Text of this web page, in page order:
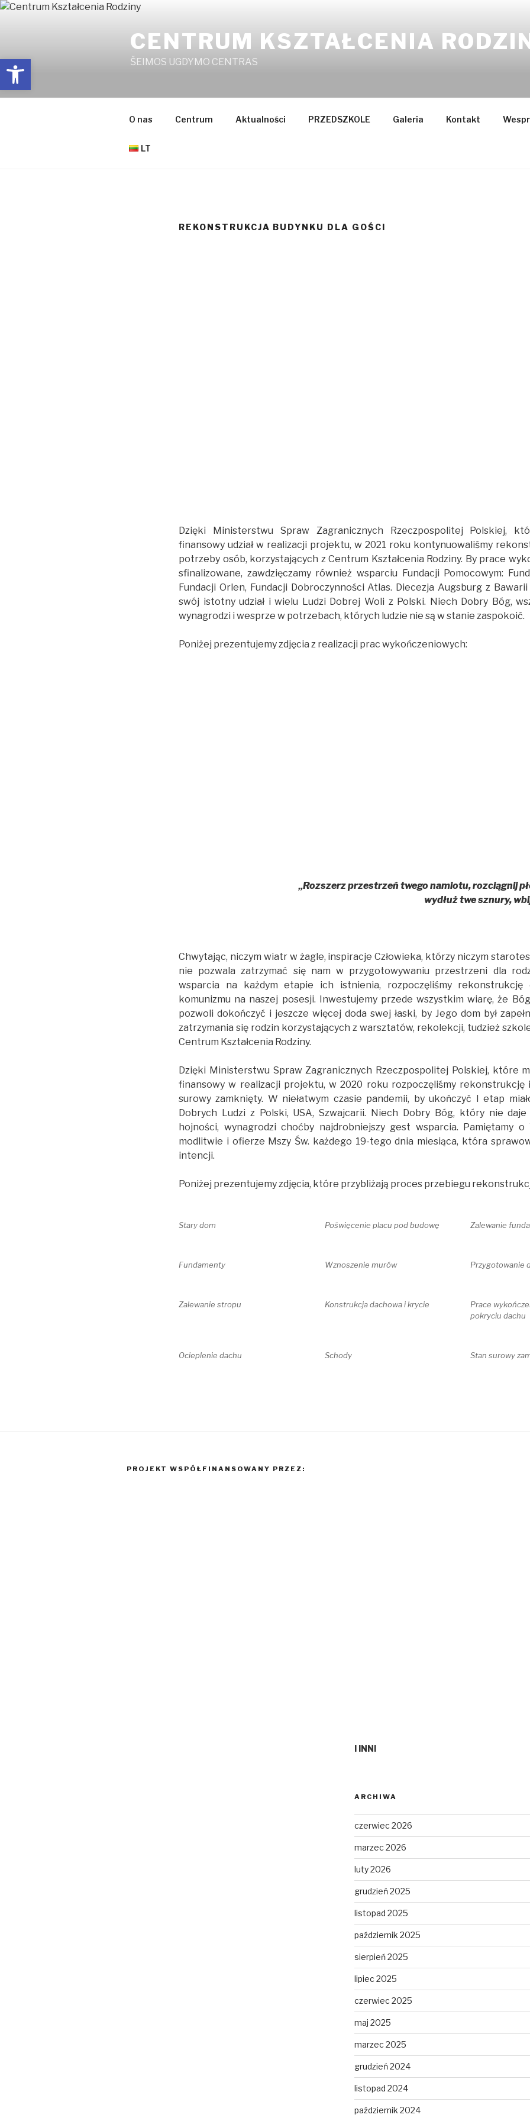
Open toolbar
Przejdź
CENTRUM KSZTAŁCENIA
ŠEIMOS UGDYMO CENTRAS
O nas Centrum Aktualności PRZEDSZKOLE Galeria Kontakt
LT
REKONSTRUKCJA BUDYNKU DLA GOŚCI
Dzięki Ministerstwu Spraw Zagranicznych Rzeczpospolitej Polskiej,
finansowy udział w realizacji projektu, w 2021 roku kontynuowaliśmy
potrzeby osób, korzystających z Centrum Kształcenia Rodziny. By prace
sfinalizowane, zawdzięczamy również wsparciu Fundacji Pomocowym:
Fundacji Orlen, Fundacji Dobroczynności Atlas. Diecezja Augsburg z
swój istotny udział i wielu Ludzi Dobrej Woli z Polski. Niech Dobry Bóg,
wynagrodzi i wesprze w potrzebach, których ludzie nie są w stanie zaspokoić.
Poniżej prezentujemy zdjęcia z realizacji prac wykończeniowych:
„Rozszerz przestrzeń twego namiotu, rozciągnij
wydłuż twe sznury,
Chwytając, niczym wiatr w żagle, inspiracje Człowieka, którzy niczym
nie pozwala zatrzymać się nam w przygotowywaniu przestrzeni dla
wsparcia na każdym etapie ich istnienia, rozpoczęliśmy
komunizmu na naszej posesji. Inwestujemy przede wszystkim wiarę, że
pozwoli dokończyć i jeszcze więcej doda swej łaski, by Jego dom był
zatrzymania się rodzin korzystających z warsztatów, rekolekcji, tudzież
Centrum Kształcenia Rodziny.
Dzięki Ministerstwu Spraw Zagranicznych Rzeczpospolitej Polskiej, które
finansowy w realizacji projektu, w 2020 roku rozpoczęliśmy rekonstrukcję
surowy zamknięty. W niełatwym czasie pandemii, by ukończyć I etap
Dobrych Ludzi z Polski, USA, Szwajcarii. Niech Dobry Bóg, który nie
hojności, wynagrodzi choćby najdrobniejszy gest wsparcia. Pamiętamy o
modlitwie i ofierze Mszy Św. każdego 19-tego dnia miesiąca, która
intencji.
Poniżej prezentujemy zdjęcia, które przybliżają proces przebiegu
Stary dom Poświęcenie placu pod budowę Zalewanie
Fundamenty Wznoszenie murów Przygotowanie
Zalewanie stropu Konstrukcja dachowa i krycie
Prace
pokryciu dachu
Ocieplenie dachu Schody Stan surowy
PROJEKT WSPÓŁFINANSOWANY PRZEZ:
I INNI
ARCHIWA
czerwiec 2026
marzec 2026
luty 2026
grudzień 2025
listopad 2025
październik 2025
sierpień 2025
lipiec 2025
czerwiec 2025
maj 2025
marzec 2025
grudzień 2024
listopad 2024
październik 2024